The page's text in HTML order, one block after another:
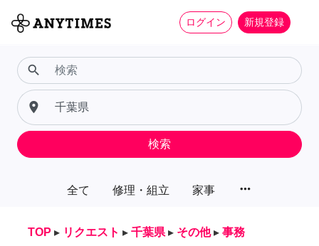
ログイン 新規登録
全て 修理・組立 家事 more_horiz
search
place
検索
TOP ▸ リクエスト ▸ 千葉県 ▸ その他 ▸ 事務